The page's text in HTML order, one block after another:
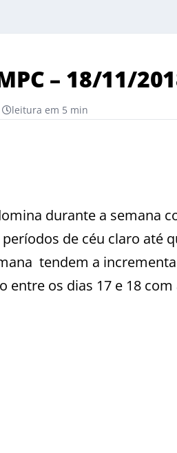
– 18/11/
leitura em 5 min
durante a semana
de céu claro até
tendem a
entre os dias 17 e 18